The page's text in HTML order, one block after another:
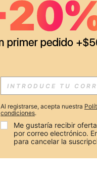
Al registrarse, acepta nuestra
condiciones.
Me gustaría recibir
por correo electrónico.
para cancelar la